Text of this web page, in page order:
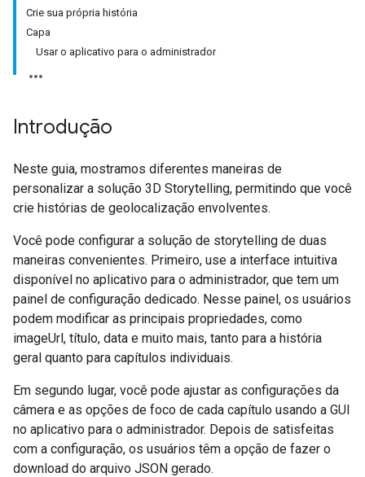
Crie sua própria história
Capa
Usar o aplicativo para o administrador
Introdução
Neste guia, mostramos diferentes maneiras de
personalizar a solução 3D Storytelling, permitindo que você
crie histórias de geolocalização envolventes.
Você pode configurar a solução de storytelling de duas
maneiras convenientes. Primeiro, use a interface intuitiva
disponível no aplicativo para o administrador, que tem um
painel de configuração dedicado. Nesse painel, os usuários
podem modificar as principais propriedades, como
imageUrl, título, data e muito mais, tanto para a história
geral quanto para capítulos individuais.
Em segundo lugar, você pode ajustar as configurações da
câmera e as opções de foco de cada capítulo usando a GUI
no aplicativo para o administrador. Depois de satisfeitas
com a configuração, os usuários têm a opção de fazer o
download do arquivo JSON gerado.